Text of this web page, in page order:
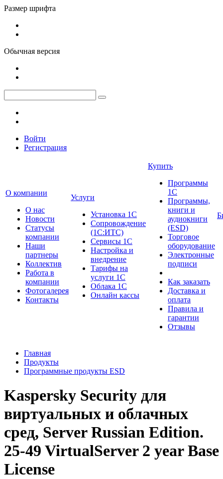
Размер шрифта
Обычная версия
Войти
Регистрация
О компании
О нас
Новости
Cтатусы
компании
Наши
партнеры
Коллектив
Работа в
компании
Фотогалерея
Контакты
Услуги
Установка 1С
Сопровождение
(1С:ИТС)
Сервисы 1С
Настройка и
внедрение
Тарифы на
услуги 1С
Облака 1С
Онлайн кассы
Купить
Программы
1С
Программы,
книги и
аудиокниги
(ESD)
Торговое
оборудование
Электронные
подписи
Как заказать
Доставка и
оплата
Правила и
гарантии
Отзывы
Главная
Продукты
Программные продукты ESD
Kaspersky Security для
виртуальных и облачных
сред, Server Russian Edition.
25-49 VirtualServer 2 year Base
License